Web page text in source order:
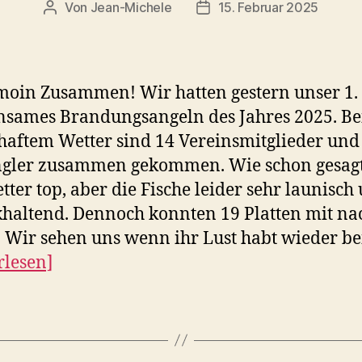
Beitragsautor
Von Jean-Michele Beitragsdatum
15. Februar 2025
Zusammen! Wir hatten gestern unser 1.
Brandungsangeln des Jahres 2025.
Wetter sind 14 Vereinsmitglieder und
zusammen gekommen. Wie schon
top, aber die Fische leider sehr launisch
Dennoch konnten 19 Platten mit
Wir sehen uns wenn ihr Lust habt wieder